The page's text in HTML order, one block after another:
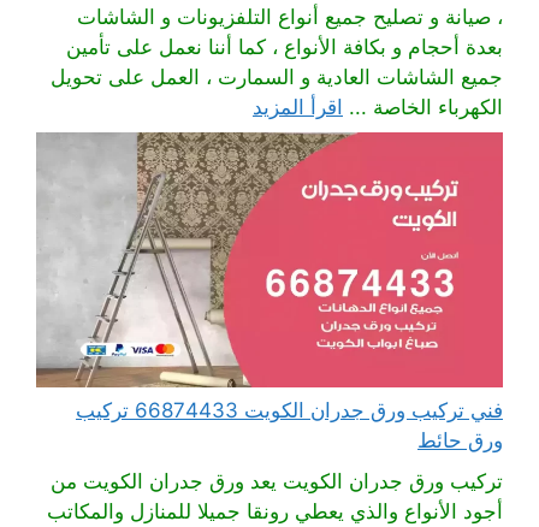
، صيانة و تصليح جميع أنواع التلفزيونات و الشاشات
بعدة أحجام و بكافة الأنواع ، كما أننا نعمل على تأمين
جميع الشاشات العادية و السمارت ، العمل على تحويل
الكهرباء الخاصة ... اقرأ المزيد
فني تركيب ورق جدران الكويت 66874433 تركيب
ورق حائط
تركيب ورق جدران الكويت يعد ورق جدران الكويت من
أجود الأنواع والذي يعطي رونقا جميلا للمنازل والمكاتب